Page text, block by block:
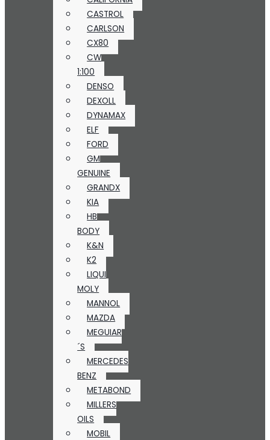
CASTROL
CARLSON
CX80
CW
1:100
DENSO
DEXOLL
DYNAMAX
ELF
FORD
GM
GENUINE
GRANDX
KIA
HB
BODY
K&N
K2
LIQUI
MOLY
MANNOL
MAZDA
MEGUIAR
´S
MERCEDES
BENZ
METABOND
MILLERS
OILS
MOBIL